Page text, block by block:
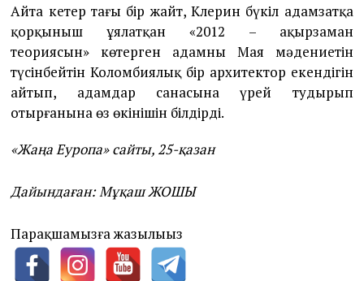
Айта кетер тағы бір жайт, Клерин бүкіл адамзатқа
қорқыныш ұялатқан «2012 – ақырзаман
теориясын» көтерген адамның Мая мәдениетін
түсінбейтін Коломбиялық бір архитектор екендігін
айтып, адамдар санасына үрей тудырып
отырғанына өз өкінішін білдірді.
«Жаңа Еуропа» сайты, 25-қазан
Дайындаған: Мұқаш ЖОШЫ
Парақшамызға жазылыңыз